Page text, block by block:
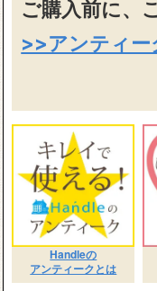
ご購入前に、
>>アンティー
Handleの
アンティークとは